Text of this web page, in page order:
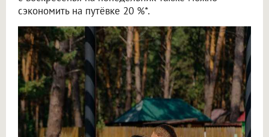
сэкономить на путёвке 20 %*.